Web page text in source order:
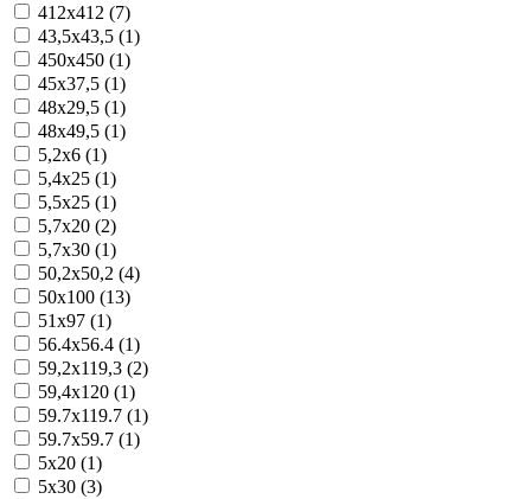
412x412 (7)
43,5x43,5 (1)
450x450 (1)
45x37,5 (1)
48x29,5 (1)
48x49,5 (1)
5,2x6 (1)
5,4x25 (1)
5,5x25 (1)
5,7x20 (2)
5,7x30 (1)
50,2x50,2 (4)
50x100 (13)
51x97 (1)
56.4x56.4 (1)
59,2x119,3 (2)
59,4x120 (1)
59.7x119.7 (1)
59.7x59.7 (1)
5x20 (1)
5x30 (3)